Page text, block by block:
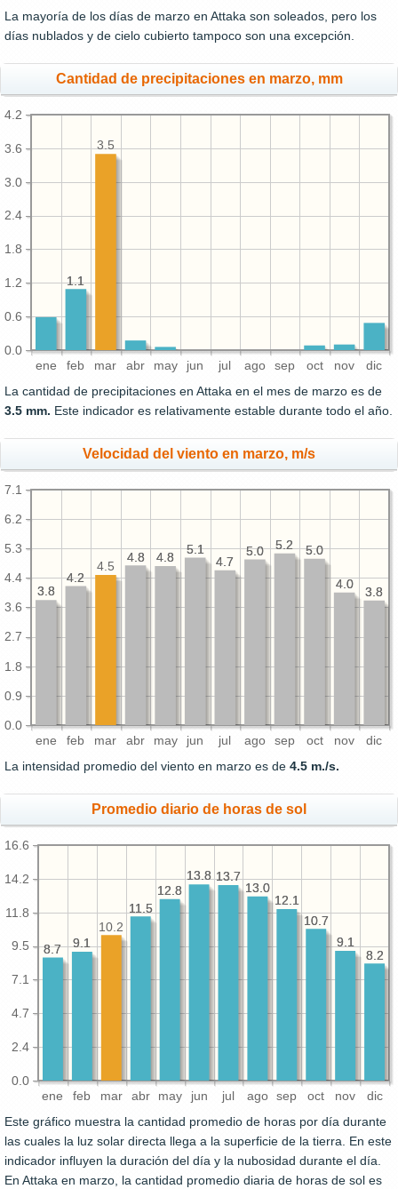
La mayoría de los días de marzo en Attaka son soleados, pero los
días nublados y de cielo cubierto tampoco son una excepción.
Cantidad de precipitaciones en marzo, mm
ene feb mar abr may jun jul ago sep oct nov dic
0.0
0.6
1.2
1.8
2.4
3.0
3.6
4.2
1.1
3.5
1.1
La cantidad de precipitaciones en Attaka en el mes de marzo es de
3.5 mm. Este indicador es relativamente estable durante todo el año.
Velocidad del viento en marzo, m/s
ene feb mar abr may jun jul ago sep oct nov dic
0.0
0.9
1.8
2.7
3.6
4.4
5.3
6.2
7.1
3.8
4.0
5.0
5.2
5.0
4.7
5.1
4.8
4.8
4.2
3.8
3.8
4.0
5.0
5.2
5.0
4.7
5.1
4.8
4.8
4.5
4.2
3.8
La intensidad promedio del viento en marzo es de 4.5 m./s.
Promedio diario de horas de sol
ene feb mar abr may jun jul ago sep oct nov dic
0.0
2.4
4.7
7.1
9.5
11.8
14.2
16.6
8.2
9.1
10.7
12.1
13.0
13.7
13.8
12.8
11.5
9.1
8.7 8.2
9.1
10.7
12.1
13.0
13.7
13.8
12.8
11.5
10.2
9.1
8.7
Este gráfico muestra la cantidad promedio de horas por día durante
las cuales la luz solar directa llega a la superficie de la tierra. En este
indicador influyen la duración del día y la nubosidad durante el día.
En Attaka en marzo, la cantidad promedio diaria de horas de sol es